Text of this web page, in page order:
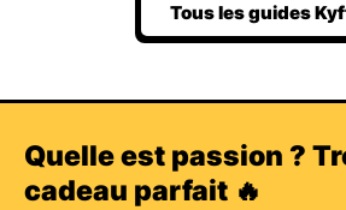
Tous les guides
Quelle est passion ?
cadeau parfait 🔥